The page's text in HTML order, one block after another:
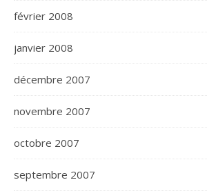
février 2008
janvier 2008
décembre 2007
novembre 2007
octobre 2007
septembre 2007